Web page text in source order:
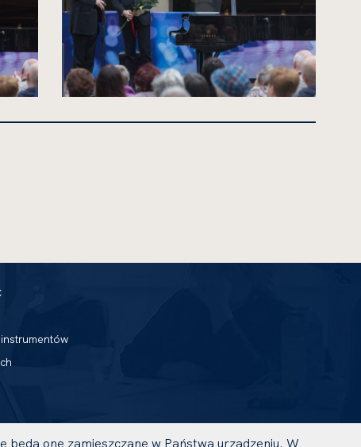
spowoduje
będą one zamieszczane w Państwa urządzeniu. W